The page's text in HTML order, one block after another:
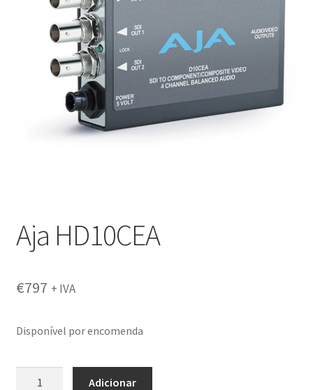
Aja HD10CEA
€797 + IVA
Disponível por encomenda
Adicionar